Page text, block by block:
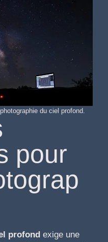
du ciel profond.
pour
profond exige une